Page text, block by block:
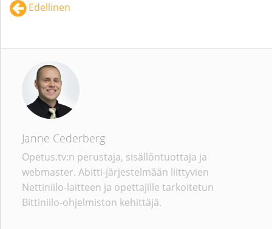
Edellinen
Janne Cederberg
Opetus.tv:n perustaja, sisällöntuottaja ja
webmaster. Abitti-järjestelmään liittyvien
Nettiniilo-laitteen ja opettajille tarkoitetun
Bittiniilo-ohjelmiston kehittäjä.